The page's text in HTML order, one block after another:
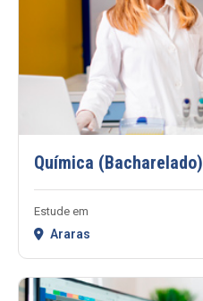
Química (Bacharelado)
Estude em
Araras